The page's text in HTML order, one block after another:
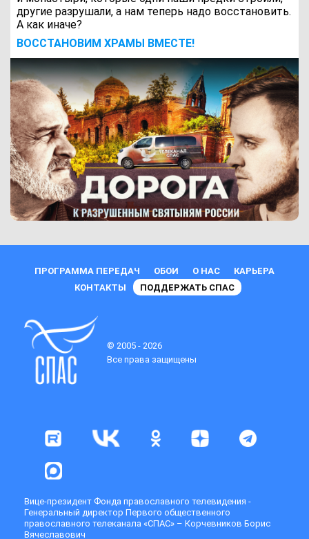
другие разрушали, а нам теперь надо восстановить.
А как иначе?
ВОCСТАНОВИМ ХРАМЫ ВМЕСТЕ!
ПРОГРАММА ПЕРЕДАЧ ОБОИ О НАС
КАРЬЕРА
КОНТАКТЫ
ПОДДЕРЖАТЬ СПАС
© 2005 - 2026
Все права защищены
Вице-президент Фонда православного телевидения -
Генеральный директор Первого общественного
православного телеканала «СПАС» – Корчевников Борис
Вячеславович